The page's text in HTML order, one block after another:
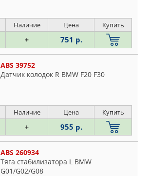
Наличие Цена Купить
+ 751 р.
ABS 39752
Датчик колодок R BMW F20 F30
Наличие Цена Купить
+ 955 р.
ABS 260934
Тяга стабилизатора L BMW
G01/G02/G08